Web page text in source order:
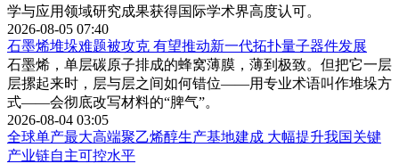
学与应用领域研究成果获得国际学术界高度认可。
2026-08-05 07:40
石墨烯堆垛难题被攻克 有望推动新一代拓扑量子器件发展
石墨烯，单层碳原子排成的蜂窝薄膜，薄到极致。但把它一层
层摞起来时，层与层之间如何错位——用专业术语叫作堆垛方
式——会彻底改写材料的“脾气”。
2026-08-04 03:05
全球单产最大高端聚乙烯醇生产基地建成 大幅提升我国关键
产业链自主可控水平